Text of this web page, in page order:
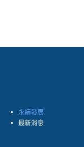
永續發展
最新消息